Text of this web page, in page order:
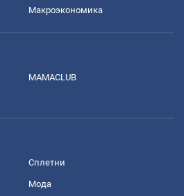
Mакроэкономика
MAMACLUB
Сплетни
Мода